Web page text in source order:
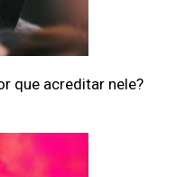
que acreditar nele?